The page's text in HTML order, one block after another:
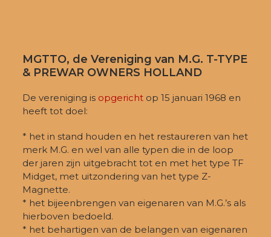
MGTTO, de Vereniging van M.G. T-TYPE
& PREWAR OWNERS HOLLAND
De vereniging is opgericht op 15 januari 1968 en
heeft tot doel:
* het in stand houden en het restaureren van het
merk M.G. en wel van alle typen die in de loop
der jaren zijn uitgebracht tot en met het type TF
Midget, met uitzondering van het type Z-
Magnette.
* het bijeenbrengen van eigenaren van M.G.’s als
hierboven bedoeld.
* het behartigen van de belangen van eigenaren